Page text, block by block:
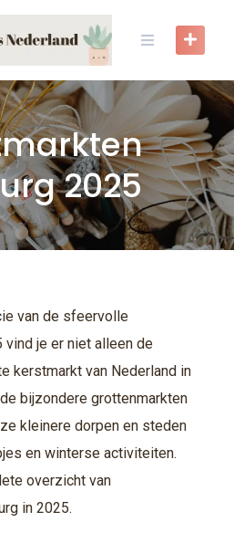
2025
van de sfeervolle
vind je er niet alleen de
kerstmarkt van Nederland in
bijzondere grottenmarkten
kleinere dorpen en steden
en winterse activiteiten.
overzicht van
in 2025.